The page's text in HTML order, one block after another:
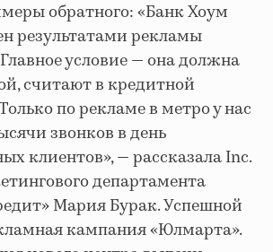
обратного: «Банк Хоум
результатами рекламы
условие — она должна
считают в кредитной
по рекламе в метро у нас
звонков в день
клиентов», — рассказала Inc.
департамента
Мария Бурак. Успешной
кампания «Юлмарта».